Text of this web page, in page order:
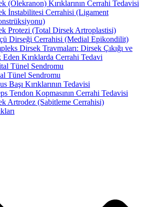
(Olekranon) Kırıklarının Cerrahi Tedavisi
İnstabilitesi Cerrahisi (Ligament
Protezi (Total Dirsek Artroplastisi)
Dirseği Cerrahisi (Medial Epikondilit)
Dirsek Travmaları: Dirsek Çıkığı ve
Eden Kırıklarda Cerrahi Tedavi
Tünel Sendromu
Tünel Sendromu
Başı Kırıklarının Tedavisi
Tendon Kopmasının Cerrahi Tedavisi
Artrodez (Sabitleme Cerrahisi)